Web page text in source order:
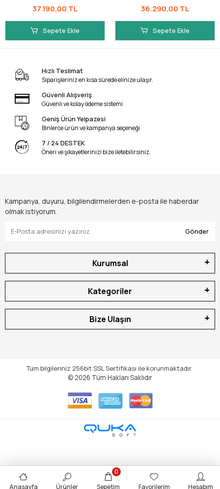
37.190,00 TL
Sepete Ekle
36.290,00 TL
Sepete Ekle
Hızlı Teslimat
Siparişleriniz en kısa sürede elinize ulaşır.
Güvenli Alışveriş
Güvenli ve kolay ödeme sistemi
Geniş Ürün Yelpazesi
Binlerce ürün ve kampanya seçeneği
7 / 24 DESTEK
Öneri ve şikayetlerinizi bize iletebilirsiniz.
Kampanya, duyuru, bilgilendirmelerden e-posta ile haberdar
olmak istiyorum.
Gönder
Kurumsal
Kategoriler
Bize Ulaşın
Tüm bilgileriniz 256bit SSL Sertifikası ile korunmaktadır.
© 2026 Tüm Hakları Saklıdır
Anasayfa Ürünler Sepetim
0
Favorilerim
Hesabım